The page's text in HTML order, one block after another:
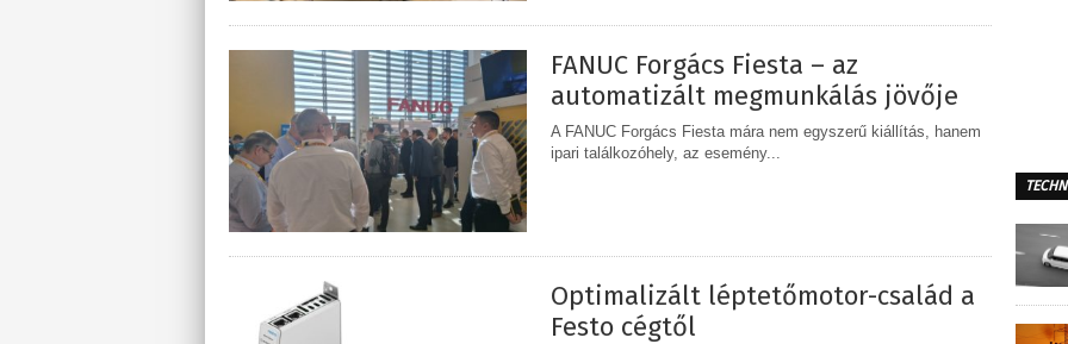
FANUC Forgács Fiesta – az
automatizált megmunkálás jövője
A FANUC Forgács Fiesta mára nem egyszerű kiállítás, hanem
ipari találkozóhely, az esemény...
Optimalizált léptetőmotor-család a
Festo cégtől